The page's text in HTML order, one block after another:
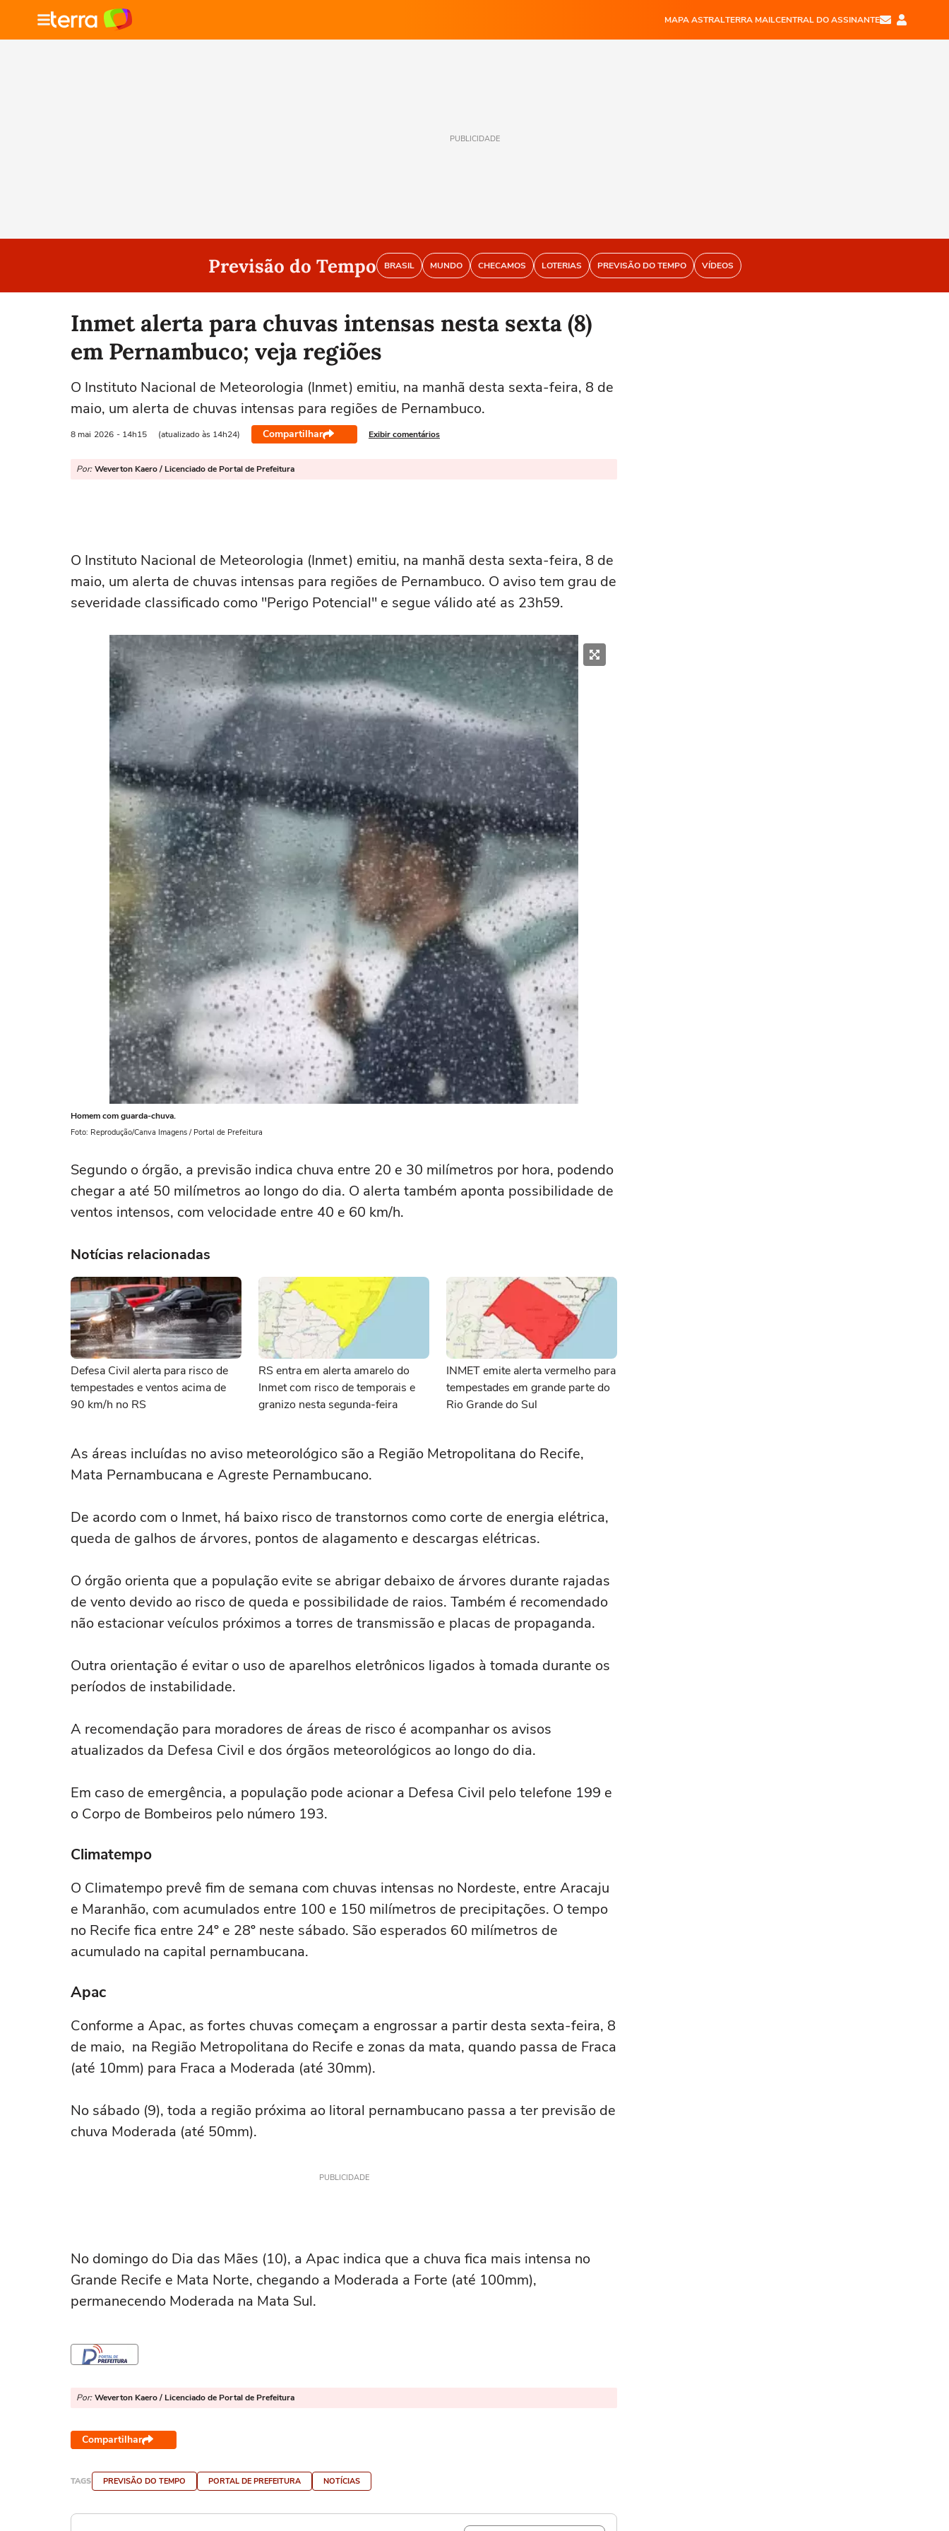
MAPA ASTRALTERRA MAILCENTRAL DO ASSINANTE
PUBLICIDADE
Previsão do Tempo BRASIL MUNDO CHECAMOS LOTERIAS PREVISÃO DO TEMPO VÍDEOS
Inmet alerta para chuvas intensas nesta sexta (8)
em Pernambuco; veja regiões
O Instituto Nacional de Meteorologia (Inmet) emitiu, na manhã desta sexta-feira, 8 de
maio, um alerta de chuvas intensas para regiões de Pernambuco.
8 mai 2026 - 14h15 (atualizado às 14h24) Compartilhar Exibir comentários
Por: Weverton Kaero / Licenciado de Portal de Prefeitura
O Instituto Nacional de Meteorologia (Inmet) emitiu, na manhã desta sexta-feira, 8 de
maio, um alerta de chuvas intensas para regiões de Pernambuco. O aviso tem grau de
severidade classificado como "Perigo Potencial" e segue válido até as 23h59.
Homem com guarda-chuva.
Foto: Reprodução/Canva Imagens / Portal de Prefeitura
Segundo o órgão, a previsão indica chuva entre 20 e 30 milímetros por hora, podendo
chegar a até 50 milímetros ao longo do dia. O alerta também aponta possibilidade de
ventos intensos, com velocidade entre 40 e 60 km/h.
Notícias relacionadas
Defesa Civil alerta para risco de
tempestades e ventos acima de
90 km/h no RS
RS entra em alerta amarelo do
Inmet com risco de temporais e
granizo nesta segunda-feira
INMET emite alerta vermelho para
tempestades em grande parte do
Rio Grande do Sul
As áreas incluídas no aviso meteorológico são a Região Metropolitana do Recife,
Mata Pernambucana e Agreste Pernambucano.
De acordo com o Inmet, há baixo risco de transtornos como corte de energia elétrica,
queda de galhos de árvores, pontos de alagamento e descargas elétricas.
O órgão orienta que a população evite se abrigar debaixo de árvores durante rajadas
de vento devido ao risco de queda e possibilidade de raios. Também é recomendado
não estacionar veículos próximos a torres de transmissão e placas de propaganda.
Outra orientação é evitar o uso de aparelhos eletrônicos ligados à tomada durante os
períodos de instabilidade.
A recomendação para moradores de áreas de risco é acompanhar os avisos
atualizados da Defesa Civil e dos órgãos meteorológicos ao longo do dia.
Em caso de emergência, a população pode acionar a Defesa Civil pelo telefone 199 e
o Corpo de Bombeiros pelo número 193.
Climatempo
O Climatempo prevê fim de semana com chuvas intensas no Nordeste, entre Aracaju
e Maranhão, com acumulados entre 100 e 150 milímetros de precipitações. O tempo
no Recife fica entre 24º e 28º neste sábado. São esperados 60 milímetros de
acumulado na capital pernambucana.
Apac
Conforme a Apac, as fortes chuvas começam a engrossar a partir desta sexta-feira, 8
de maio, na Região Metropolitana do Recife e zonas da mata, quando passa de Fraca
(até 10mm) para Fraca a Moderada (até 30mm).
No sábado (9), toda a região próxima ao litoral pernambucano passa a ter previsão de
chuva Moderada (até 50mm).
PUBLICIDADE
No domingo do Dia das Mães (10), a Apac indica que a chuva fica mais intensa no
Grande Recife e Mata Norte, chegando a Moderada a Forte (até 100mm),
permanecendo Moderada na Mata Sul.
Por: Weverton Kaero / Licenciado de Portal de Prefeitura
Compartilhar
TAGS PREVISÃO DO TEMPO PORTAL DE PREFEITURA NOTÍCIAS